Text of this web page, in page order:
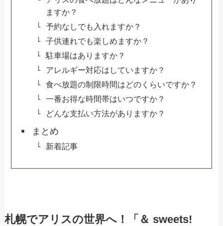
ますか？
予約なしでも入れますか？
子供連れでも楽しめますか？
駐車場はありますか？
アレルギー対応はしていますか？
食べ放題の制限時間はどのくらいですか？
一番お得な時間帯はいつですか？
どんな支払い方法がありますか？
まとめ
新着記事
札幌でアリスの世界へ！「＆ sweets!